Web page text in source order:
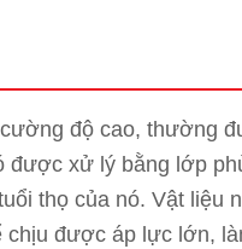
độ cao, thường
được xử lý bằng lớp
thọ của nó. Vật liệu
chịu được áp lực lớn,